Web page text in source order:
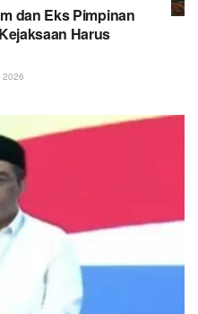
dan Eks Pimpinan
Harus
2026